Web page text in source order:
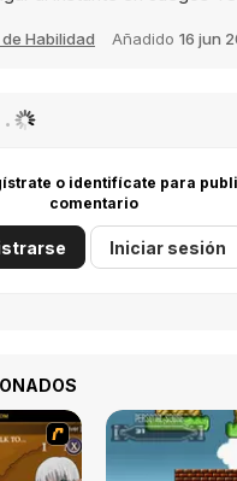
Habilidad Añadido 16 jun
o identifícate para
comentario
Iniciar sesión